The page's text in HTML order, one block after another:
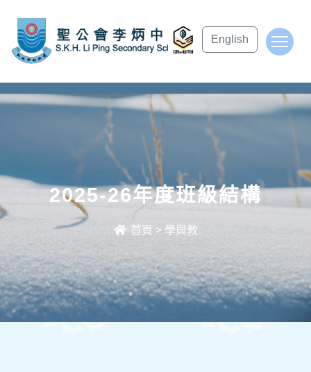
English
2025-26年度班級結構
首頁 > 學與教